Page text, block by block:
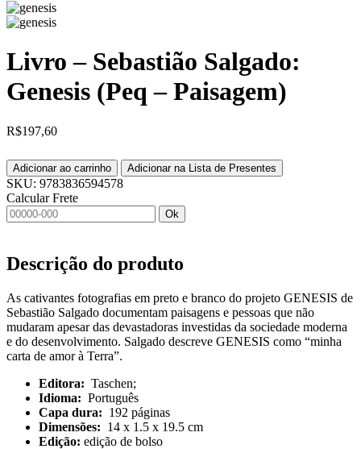
Livro – Sebastião Salgado:
Genesis (Peq – Paisagem)
R$197,60
Adicionar ao carrinho Adicionar na Lista de Presentes
SKU: 9783836594578
Calcular Frete
Ok
Descrição do produto
As cativantes fotografias em preto e branco do projeto GENESIS de
Sebastião Salgado documentam paisagens e pessoas que não
mudaram apesar das devastadoras investidas da sociedade moderna
e do desenvolvimento. Salgado descreve GENESIS como “minha
carta de amor à Terra”.
Editora: Taschen;
Idioma: Português
Capa dura: ‎ 192 páginas
Dimensões: ‎ 14 x 1.5 x 19.5 cm
Edição: edição de bolso